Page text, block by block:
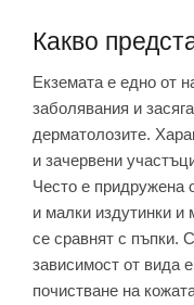
Какво
Екземата е едно от
заболявания и
дерматолозите.
и зачервени
Често е придружена
и малки издутинки и
се сравнят с пъпки.
зависимост от вида
почистване на